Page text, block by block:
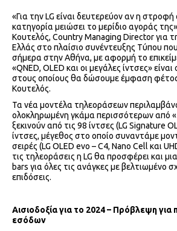
«Για την LG είναι δευτερεύον αν η
κατηγορία μειώσει το μερίδιο αγοράς
Κουτελός, Country Managing Director για
Ελλάς στο πλαίσιο συνέντευξης Τύπου
σήμερα στην Αθήνα, με αφορμή το
«QNED, OLED και οι μεγάλες ίντσες» είναι
στους οποίους θα δώσουμε έμφαση
Κουτελός.
Τα νέα μοντέλα τηλεοράσεων
ολοκληρωμένη γκάμα περισσότερων από
ξεκινούν από τις 98 ίντσες (LG Signature
ίντσες, μέγεθος στο οποίο συναντάμε
σειρές (LG OLED evo – C4, Nano Cell και
τις τηλεοράσεις η LG θα προσφέρει και
bars για όλες τις ανάγκες με βελτιωμένο
επιδόσεις.
Αισιοδοξία για το 2024 – Πρόβλεψη
εσόδων